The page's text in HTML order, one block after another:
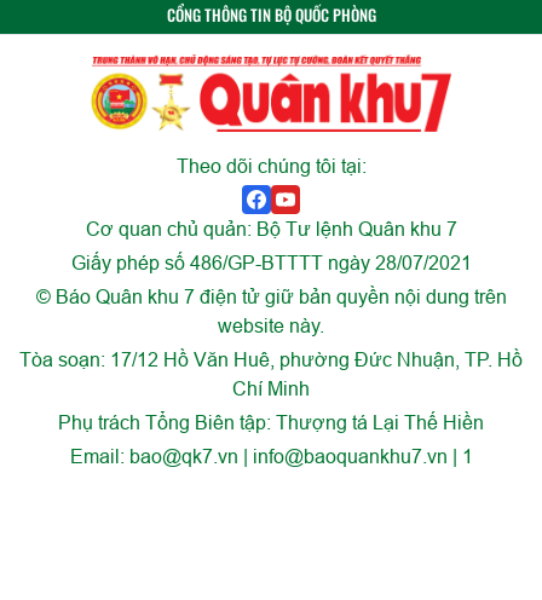
CỔNG THÔNG TIN BỘ QUỐC PHÒNG
Theo dõi chúng tôi tại:
Cơ quan chủ quản: Bộ Tư lệnh Quân khu 7
Giấy phép số 486/GP-BTTTT ngày 28/07/2021
© Báo Quân khu 7 điện tử giữ bản quyền nội dung trên
website này.
Tòa soạn: 17/12 Hồ Văn Huê, phường Đức Nhuận, TP. Hồ
Chí Minh
Phụ trách Tổng Biên tập: Thượng tá Lại Thế Hiền
Email: bao@qk7.vn | info@baoquankhu7.vn | 1